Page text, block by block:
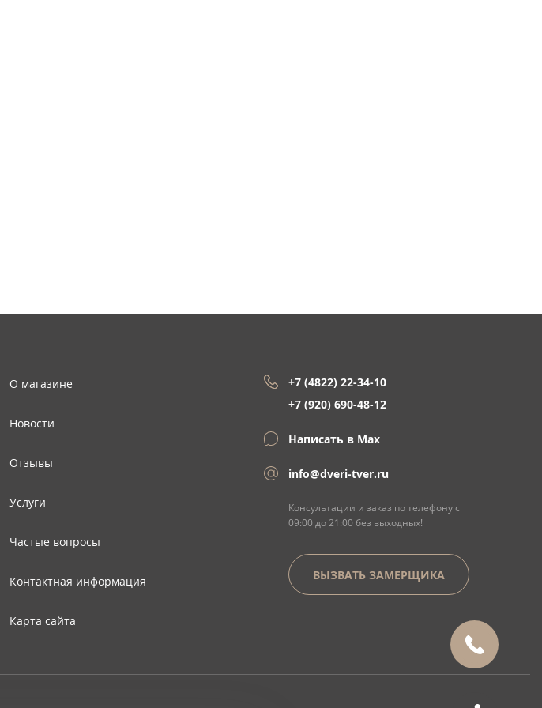
О магазине
Новости
Отзывы
Услуги
Частые вопросы
Контактная информация
Карта сайта
+7 (4822) 22-34-10
+7 (920) 690-48-12
Написать в Max
info@dveri-tver.ru
Консультации и заказ по телефону с
09:00 до 21:00 без выходных!
ВЫЗВАТЬ ЗАМЕРЩИКА